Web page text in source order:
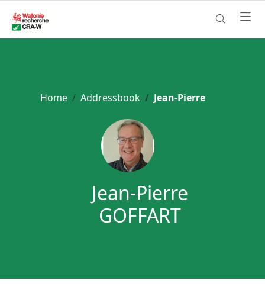
Home Addressbook Jean-Pierre
Jean-Pierre
GOFFART